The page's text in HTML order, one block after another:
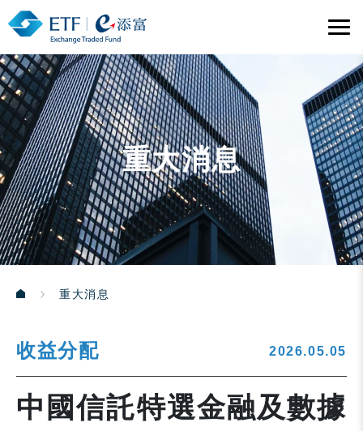
重大消息
重大消息
收益分配 2026.05.05
中國信託特選金融及數據